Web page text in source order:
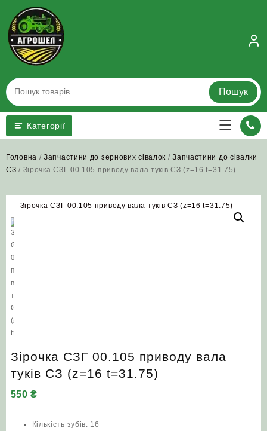
content
Пошук
Категорії
Головна /Запчастини до зернових сівалок /Запчастини до сівалки
СЗ / Зірочка СЗГ 00.105 приводу вала туків СЗ (z=16 t=31.75)
Зірочка СЗГ 00.105 приводу вала
туків СЗ (z=16 t=31.75)
550₴
Кількість зубів: 16